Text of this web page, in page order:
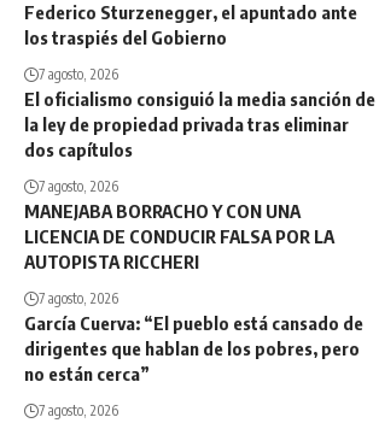
Federico Sturzenegger, el apuntado ante
los traspiés del Gobierno
7 agosto, 2026
El oficialismo consiguió la media sanción de
la ley de propiedad privada tras eliminar
dos capítulos
7 agosto, 2026
MANEJABA BORRACHO Y CON UNA
LICENCIA DE CONDUCIR FALSA POR LA
AUTOPISTA RICCHERI
7 agosto, 2026
García Cuerva: “El pueblo está cansado de
dirigentes que hablan de los pobres, pero
no están cerca”
7 agosto, 2026